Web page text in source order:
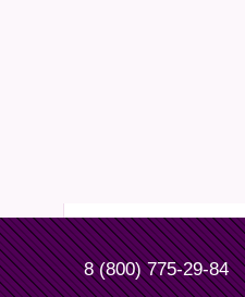
8 (800) 775-29-84